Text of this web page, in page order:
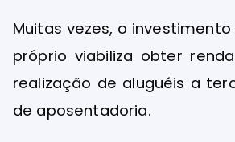
Muitas vezes, o
próprio viabiliza obter
realização de aluguéis a
de aposentadoria.